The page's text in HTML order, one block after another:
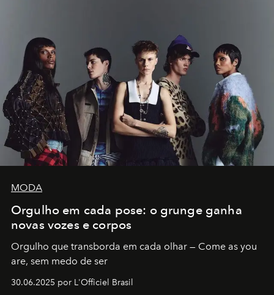
MODA
Orgulho em cada pose: o grunge ganha
novas vozes e corpos
Orgulho que transborda em cada olhar — Come as you
are, sem medo de ser
30.06.2025 por L'Officiel Brasil